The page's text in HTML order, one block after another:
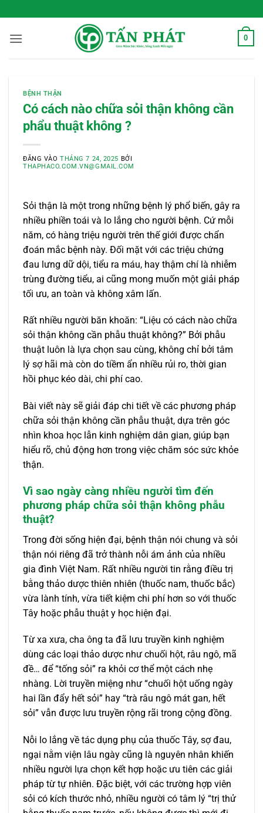
qua
nội
0
BỆNH THẬN
Có cách nào chữa sỏi thận không cần
phẩu thuật không ?
ĐĂNG VÀOTHÁNG 7 24, 2025 BỞI
THAPHACO.COM.VN@GMAIL.COM
Sỏi thận là một trong những bệnh lý phổ biến, gây ra
nhiều phiền toái và lo lắng cho người bệnh. Cứ mỗi
năm, có hàng triệu người trên thế giới được chẩn
đoán mắc bệnh này. Đối mặt với các triệu chứng
đau lưng dữ dội, tiểu ra máu, hay thậm chí là nhiễm
trùng đường tiểu, ai cũng mong muốn một giải pháp
tối ưu, an toàn và không xâm lấn.
Rất nhiều người băn khoăn: “Liệu có cách nào chữa
sỏi thận không cần phẫu thuật không?” Bởi phẫu
thuật luôn là lựa chọn sau cùng, không chỉ bởi tâm
lý sợ hãi mà còn do tiềm ẩn nhiều rủi ro, thời gian
hồi phục kéo dài, chi phí cao.
Bài viết này sẽ giải đáp chi tiết về các phương pháp
chữa sỏi thận không cần phẫu thuật, dựa trên góc
nhìn khoa học lẫn kinh nghiệm dân gian, giúp bạn
hiểu rõ, chủ động hơn trong việc chăm sóc sức khỏe
thận.
Vì sao ngày càng nhiều người tìm đến
phương pháp chữa sỏi thận không phẫu
thuật?
Trong đời sống hiện đại, bệnh thận nói chung và sỏi
thận nói riêng đã trở thành nỗi ám ảnh của nhiều
gia đình Việt Nam. Rất nhiều người tin rằng điều trị
bằng thảo dược thiên nhiên (thuốc nam, thuốc bắc)
vừa lành tính, vừa tiết kiệm chi phí hơn so với thuốc
Tây hoặc phẫu thuật y học hiện đại.
Từ xa xưa, cha ông ta đã lưu truyền kinh nghiệm
dùng các loại thảo dược như chuối hột, râu ngô, mã
đề… để “tống sỏi” ra khỏi cơ thể một cách nhẹ
nhàng. Lời truyền miệng như “chuối hột uống ngày
hai lần đẩy hết sỏi” hay “trà râu ngô mát gan, hết
sỏi” vẫn được lưu truyền rộng rãi trong cộng đồng.
Nỗi lo lắng về tác dụng phụ của thuốc Tây, sợ đau,
ngại nằm viện lâu ngày cũng là nguyên nhân khiến
nhiều người lựa chọn kết hợp hoặc ưu tiên các giải
pháp từ tự nhiên. Đặc biệt, với các trường hợp viên
sỏi có kích thước nhỏ, nhiều người có tâm lý “trị thử